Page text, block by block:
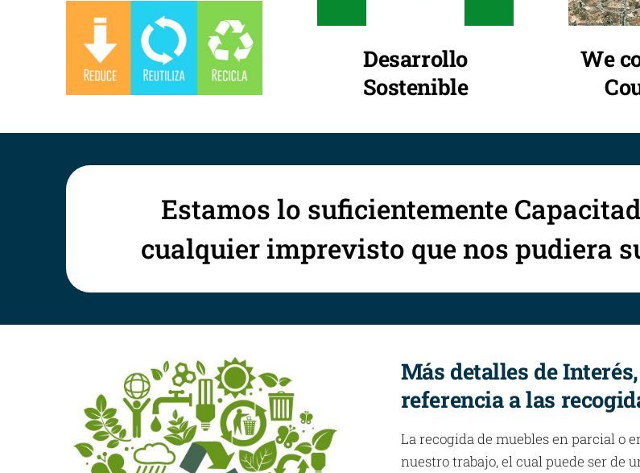
Desarrollo
Sostenible
We
Estamos lo suficientemente
cualquier imprevisto que nos pudiera
Más detalles de
referencia a las
La recogida de muebles en parcial o
nuestro trabajo, el cual puede ser de